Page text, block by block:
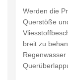
Werden die
Querstöße
breit zu